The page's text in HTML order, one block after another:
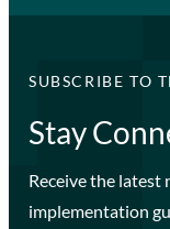
SUBSCRIBE TO
Stay
Receive the latest
implementation